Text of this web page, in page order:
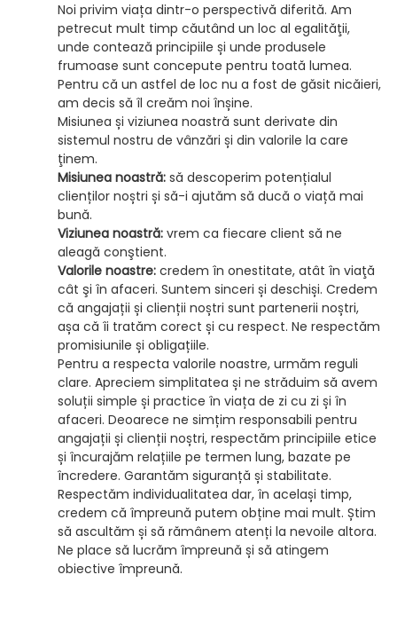
Noi privim viața dintr-o perspectivă diferită. Am
petrecut mult timp căutând un loc al egalităţii,
unde contează principiile și unde produsele
frumoase sunt concepute pentru toată lumea.
Pentru că un astfel de loc nu a fost de găsit nicăieri,
am decis să îl creăm noi înșine.
Misiunea și viziunea noastră sunt derivate din
sistemul nostru de vânzări și din valorile la care
ţinem.
Misiunea noastră: să descoperim potențialul
clienților noștri și să-i ajutăm să ducă o viață mai
bună.
Viziunea noastră: vrem ca fiecare client să ne
aleagă conştient.
Valorile noastre: credem în onestitate, atât în viaţă
cât şi în afaceri. Suntem sinceri și deschiși. Credem
că angajații și clienții noștri sunt partenerii noștri,
așa că îi tratăm corect și cu respect. Ne respectăm
promisiunile și obligațiile.
Pentru a respecta valorile noastre, urmăm reguli
clare. Apreciem simplitatea și ne străduim să avem
soluții simple și practice în viața de zi cu zi și în
afaceri. Deoarece ne simțim responsabili pentru
angajații și clienții noștri, respectăm principiile etice
și încurajăm relațiile pe termen lung, bazate pe
încredere. Garantăm siguranță și stabilitate.
Respectăm individualitatea dar, în același timp,
credem că împreună putem obține mai mult. Știm
să ascultăm și să rămânem atenți la nevoile altora.
Ne place să lucrăm împreună și să atingem
obiective împreună.